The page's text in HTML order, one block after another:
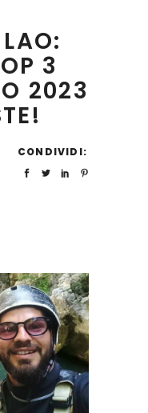
3
2023
CONDIVIDI: